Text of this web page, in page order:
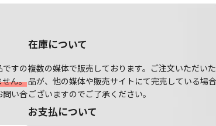
すの
せん。
問い合
在庫について
複数の媒体で販売しております。ご注文いただい
品が、他の媒体や販売サイトにて完売している場
ございますのでご了承ください。
お支払について